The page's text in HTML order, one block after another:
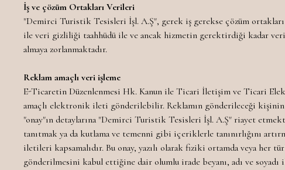
İş ve çözüm Ortakları Verileri
"Demirci Turistik Tesisleri İşl. A.Ş", gerek iş gerekse çözüm ortakları
ile veri gizliliği taahhüdü ile ve ancak hizmetin gerektirdiği kadar
almaya zorlanmaktadır.
Reklam amaçlı veri işleme
E-Ticaretin Düzenlenmesi Hk. Kanun ile Ticari İletişim ve Ticari
amaçlı elektronik ileti gönderilebilir. Reklamın gönderileceği kişinin
"onay"ın detaylarına "Demirci Turistik Tesisleri İşl. A.Ş" riayet
tanıtmak ya da kutlama ve temenni gibi içeriklerle tanınırlığını
iletileri kapsamalıdır. Bu onay, yazılı olarak fiziki ortamda veya
gönderilmesini kabul ettiğine dair olumlu irade beyanı, adı ve